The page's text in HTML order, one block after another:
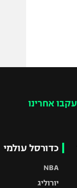
עקבו אחרינו
כדורסל עולמי
NBA
יורוליג